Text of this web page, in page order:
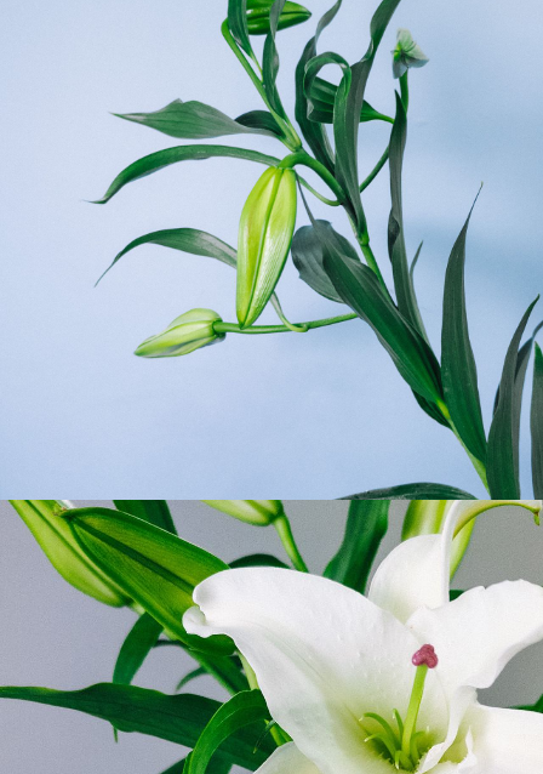
写真と同じものが届く？
商品ページに掲載している写真は、実際にお届けする商
品を撮影したものです。お花は生き物なので、どうして
も色味やサイズ・咲き方に個体差はありますが、できる
だけ写真のイメージに近いものをお届けできるように人
の目でチェックをしています。
よくある質問
Q. 毎月自動でお花が届くサービスですか？
いいえ、毎月自動でお届けするサービスではありません。好
きな時に好きな花をご注文いただけます。
Q. 配送できないエリアはありますか？
ただいま沖縄・離島エリアへの配送には対応しておりませ
ん。ご了承ください。
Q. 配送日時は指定できますか？
お花をベストなタイミングで発送しているため、お届け日の
指定はできません。受け取り時間帯は、発送後にクロネコヤ